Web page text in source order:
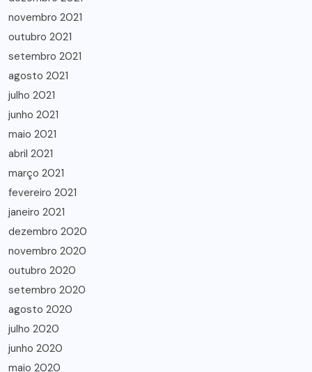
novembro 2021
outubro 2021
setembro 2021
agosto 2021
julho 2021
junho 2021
maio 2021
abril 2021
março 2021
fevereiro 2021
janeiro 2021
dezembro 2020
novembro 2020
outubro 2020
setembro 2020
agosto 2020
julho 2020
junho 2020
maio 2020